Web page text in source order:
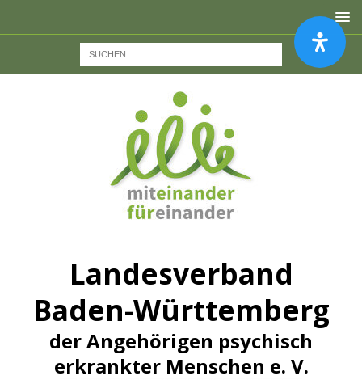
Landesverband
Baden-Württemberg
der Angehörigen psychisch
erkrankter Menschen e. V.